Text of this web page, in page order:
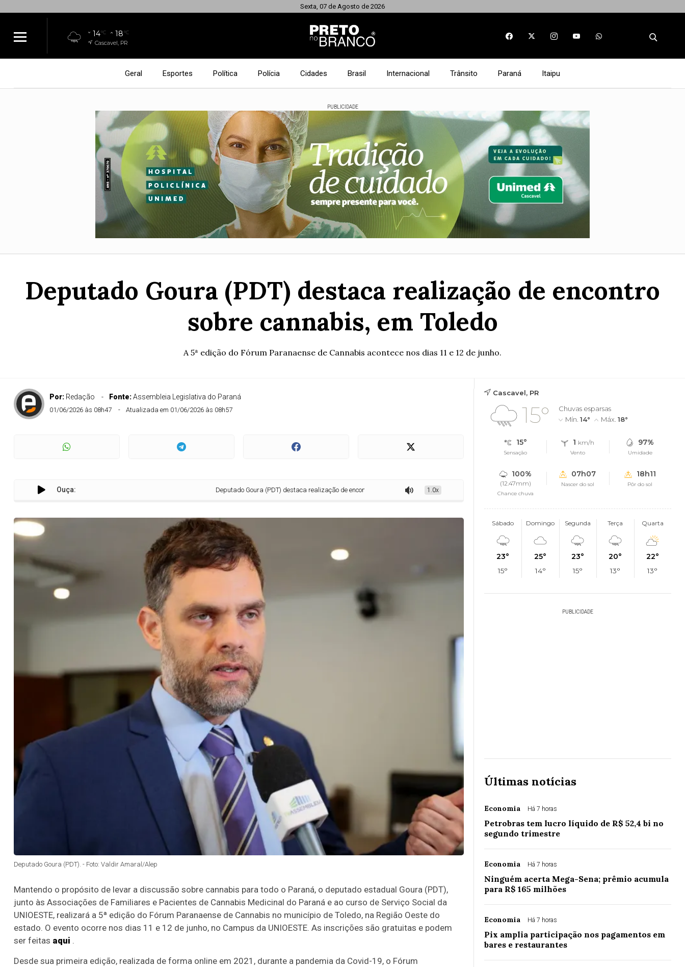
Sexta, 07 de Agosto de 2026
14°C 18°C
Cascavel, PR
Geral Esportes Política Polícia Cidades Brasil Internacional Trânsito Paraná Itaipu
PUBLICIDADE
Deputado Goura (PDT) destaca realização de encontro
sobre cannabis, em Toledo
A 5ª edição do Fórum Paranaense de Cannabis acontece nos dias 11 e 12 de junho.
Por: Redação Fonte:Assembleia Legislativa do Paraná
01/06/2026 às 08h47 Atualizada em 01/06/2026 às 08h57
Ouça: Deputado Goura (PDT) destaca realização de encontro sobre cannabis, em Toledo 1.0x
Deputado Goura (PDT). - Foto: Valdir Amaral/Alep
Mantendo o propósito de levar a discussão sobre cannabis para todo o Paraná, o deputado estadual Goura (PDT),
junto às Associações de Familiares e Pacientes de Cannabis Medicinal do Paraná e ao curso de Serviço Social da
UNIOESTE, realizará a 5ª edição do Fórum Paranaense de Cannabis no município de Toledo, na Região Oeste do
estado. O evento ocorre nos dias 11 e 12 de junho, no Campus da UNIOESTE. As inscrições são gratuitas e podem
ser feitas aqui .
Desde sua primeira edição, realizada de forma online em 2021, durante a pandemia da Covid-19, o Fórum
Cascavel, PR
15°
Chuvas esparsas
Mín. 14° Máx. 18°
15°
Sensação
1 km/h
Vento
97%
Umidade
100%
(12.47mm)
Chance chuva
07h07
Nascer do sol
18h11
Pôr do sol
Sábado
23°
15°
Domingo
25°
14°
Segunda
23°
15°
Terça
20°
13°
Quarta
22°
13°
PUBLICIDADE
Últimas notícias
Economia Há 7 horas
Petrobras tem lucro líquido de R$ 52,4 bi no
segundo trimestre
Economia Há 7 horas
Ninguém acerta Mega-Sena; prêmio acumula
para R$ 165 milhões
Economia Há 7 horas
Pix amplia participação nos pagamentos em
bares e restaurantes